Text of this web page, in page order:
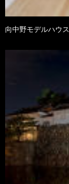
向中野モデルハウス